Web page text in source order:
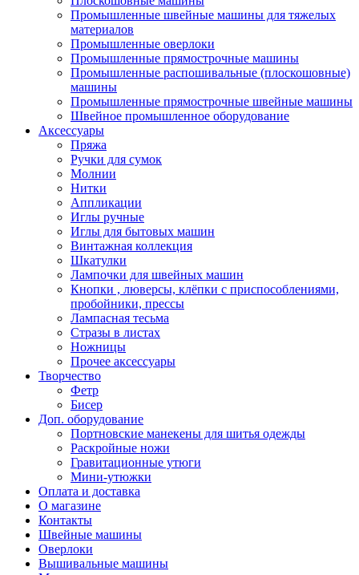
Промышленные швейные машины для тяжелых
материалов
Промышленные оверлоки
Промышленные прямострочные машины
Промышленные распошивальные (плоскошовные)
машины
Промышленные прямострочные швейные машины
Швейное промышленное оборудование
Аксессуары
Пряжа
Ручки для сумок
Молнии
Нитки
Аппликации
Иглы ручные
Иглы для бытовых машин
Винтажная коллекция
Шкатулки
Лампочки для швейных машин
Кнопки , люверсы, клёпки с приспособлениями,
пробойники, прессы
Лампасная тесьма
Стразы в листах
Ножницы
Прочее аксессуары
Творчество
Фетр
Бисер
Доп. оборудование
Портновские манекены для шитья одежды
Раскройные ножи
Гравитационные утюги
Мини-утюжки
Оплата и доставка
О магазине
Контакты
Швейные машины
Оверлоки
Вышивальные машины